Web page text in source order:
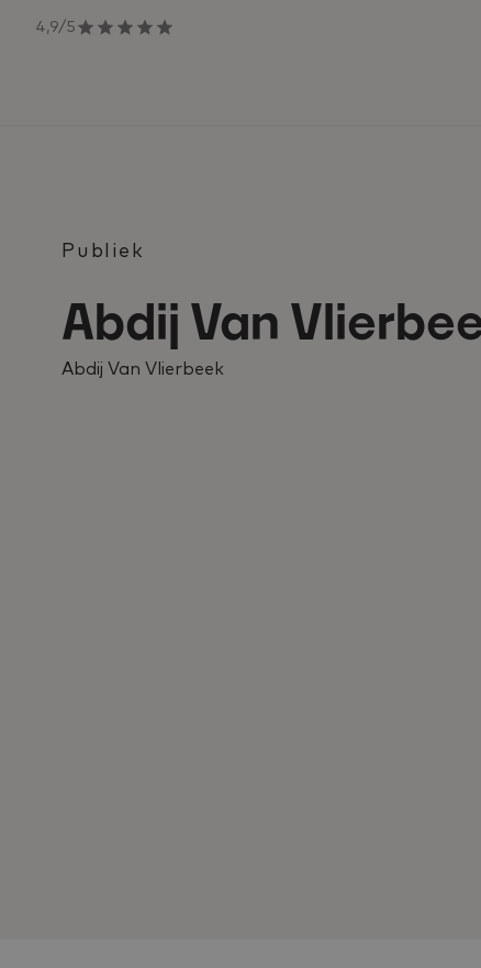
4,9/5
Publiek
Abdij Van
Abdij Van Vlierbeek